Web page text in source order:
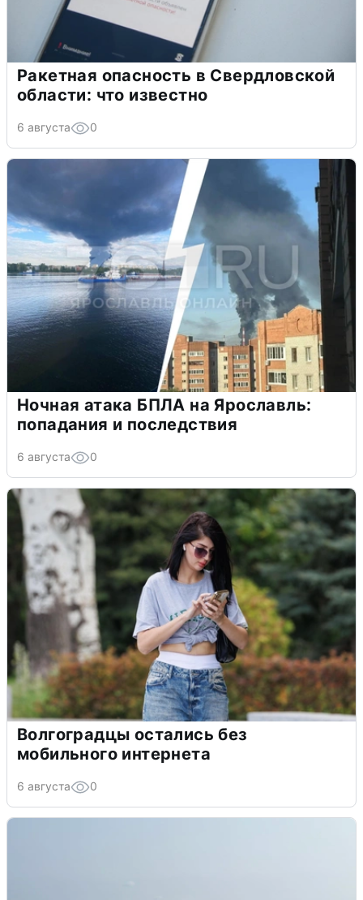
Ракетная опасность в Свердловской
области: что известно
6 августа 0
Ночная атака БПЛА на Ярославль:
попадания и последствия
6 августа 0
Волгоградцы остались без
мобильного интернета
6 августа 0